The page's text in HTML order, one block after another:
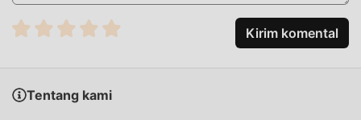
Kirim komental
Tentang kami